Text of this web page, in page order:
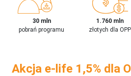
30 mln
pobrań programu
1.760 mln
złotych dla OPP
Akcja e-life 1,5% dla